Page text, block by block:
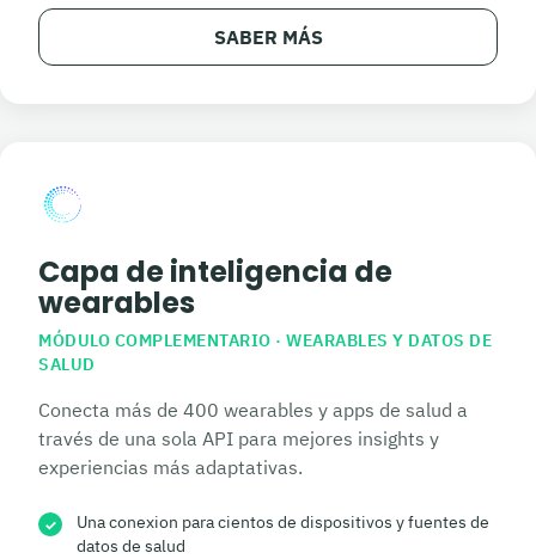
SABER MÁS
Capa de inteligencia de
wearables
MÓDULO COMPLEMENTARIO · WEARABLES Y DATOS DE
SALUD
Conecta más de 400 wearables y apps de salud a
través de una sola API para mejores insights y
experiencias más adaptativas.
✓
Una conexion para cientos de dispositivos y fuentes de
datos de salud